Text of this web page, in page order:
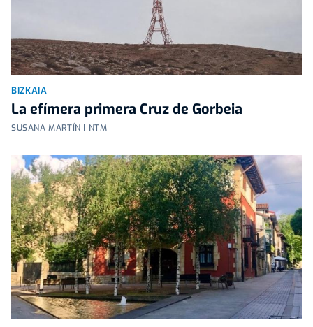
BIZKAIA
La efímera primera Cruz de Gorbeia
SUSANA MARTÍN | NTM